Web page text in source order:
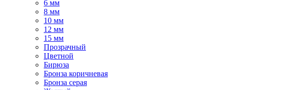
6 мм
8 мм
10 мм
12 мм
15 мм
Прозрачный
Цветной
Бирюза
Бронза коричневая
Бронза серая